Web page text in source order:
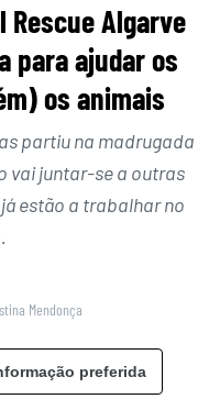
Algarve
para ajudar os
os animais
partiu na madrugada
vai juntar-se a outras
estão a trabalhar no
Mendonça
preferida